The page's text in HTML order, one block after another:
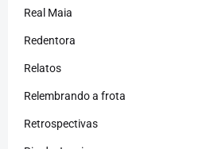
Real Maia
Redentora
Relatos
Relembrando a frota
Retrospectivas